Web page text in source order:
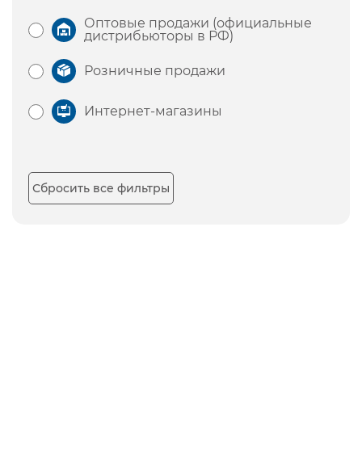
Оптовые продажи (официальные
дистрибьюторы в РФ)
Розничные продажи
Интернет-магазины
Сбросить все фильтры